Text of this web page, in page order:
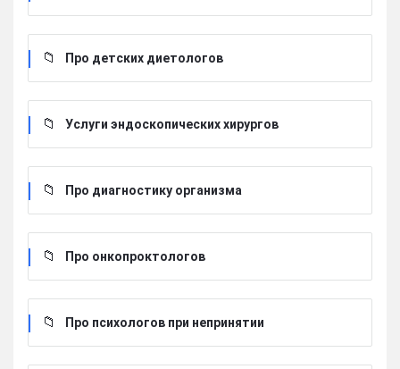
Про детских диетологов
Услуги эндоскопических хирургов
Про диагностику организма
Про онкопроктологов
Про психологов при непринятии